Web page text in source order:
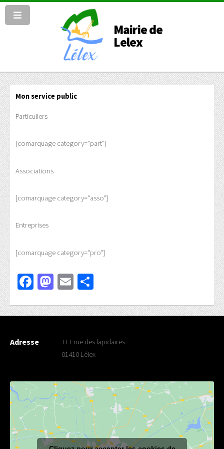
Mairie de
Lelex
Mon service public
Particuliers
[comarquage category="part"]
Associations
[comarquage category="asso"]
Entreprises
[comarquage category="pro"]
Facebook
Mastodon
Email
Adresse
111 rue des lapidaires
01410 Lélex